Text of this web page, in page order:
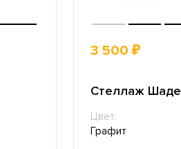
3 500 ₽
Стеллаж Шаде
Цвет:
Графит